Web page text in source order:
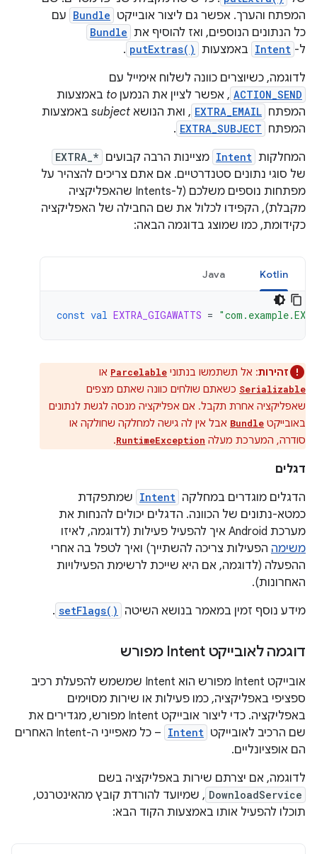
המפתח והערך. אפשר גם ליצור אובייקט Bundle עם
כל הנתונים הנוספים, ואז להוסיף את Bundle
ל- Intent באמצעות putExtras()
.
לדוגמה, כשיוצרים כוונה לשלוח אימייל עם
ACTION_SEND , אפשר לציין את הנמען to באמצעות
המפתח EXTRA_EMAIL , ואת הנושא subject באמצעות
המפתח EXTRA_SUBJECT
.
המחלקות Intent מציינות הרבה קבועים EXTRA_*
של סוגי נתונים סטנדרטיים. אם אתם צריכים להצהיר על
מפתחות נוספים משלכם (ל-Intents שהאפליקציה
מקבלת), הקפידו לכלול את שם החבילה של האפליקציה
כקידומת, כמו שמוצג בדוגמה הבאה:
Kotlin
Java
const val EXTRA_GIGAWATTS =
זהירות: אל תשתמשו בנתוני Parcelable או
Serializable כשאתם שולחים כוונה שאתם מצפים
שאפליקציה אחרת תקבל. אם אפליקציה מנסה לגשת לנתונים
באובייקט Bundle אבל אין לה גישה למחלקה שחולקה או
סודרה, המערכת מעלה RuntimeException
.
דגלים
הדגלים מוגדרים במחלקה Intent שמתפקדת
כמטא-נתונים של הכוונה. הדגלים יכולים להנחות את
מערכת Android איך להפעיל פעילות (לדוגמה, לאיזו
משימה הפעילות צריכה להשתייך) ואיך לטפל בה אחרי
ההפעלה (לדוגמה, אם היא שייכת לרשימת הפעילויות
האחרונות).
מידע נוסף זמין במאמר בנושא השיטה
setFlags()
.
דוגמה לאובייקט Intent מפורש
‫אובייקט Intent מפורש הוא Intent שמשמש להפעלת רכיב
ספציפי באפליקציה, כמו פעילות או שירות מסוימים
באפליקציה. כדי ליצור אובייקט Intent מפורש, מגדירים את
שם הרכיב לאובייקט Intent
– כל מאפייני ה-Intent האחרים
הם אופציונליים.
לדוגמה, אם יצרתם שירות באפליקציה בשם
DownloadService , שמיועד להורדת קובץ מהאינטרנט,
תוכלו להפעיל אותו באמצעות הקוד הבא: